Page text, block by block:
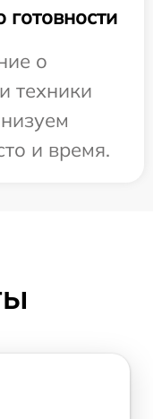
о
техники
и время.